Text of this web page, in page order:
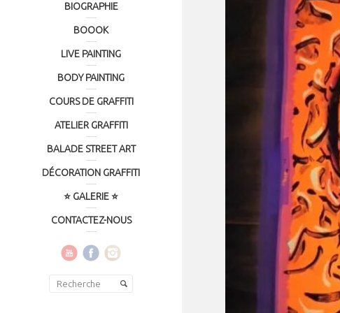
BIOGRAPHIE
BOOOK
LIVE PAINTING
BODY PAINTING
COURS DE GRAFFITI
ATELIER GRAFFITI
BALADE STREET ART
DÉCORATION GRAFFITI
⭐ GALERIE ⭐
CONTACTEZ-NOUS